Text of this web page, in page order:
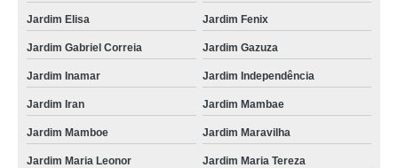
Jardim Elisa Jardim Fenix
Jardim Gabriel Correia Jardim Gazuza
Jardim Inamar Jardim Independência
Jardim Iran Jardim Mambae
Jardim Mamboe Jardim Maravilha
Jardim Maria Leonor Jardim Maria Tereza